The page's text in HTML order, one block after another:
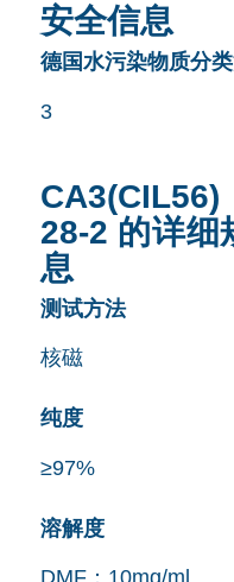
安全信息
德国水污染物质分
3
28-2 的详细
息
测试方法
核磁
纯度
≥97%
溶解度